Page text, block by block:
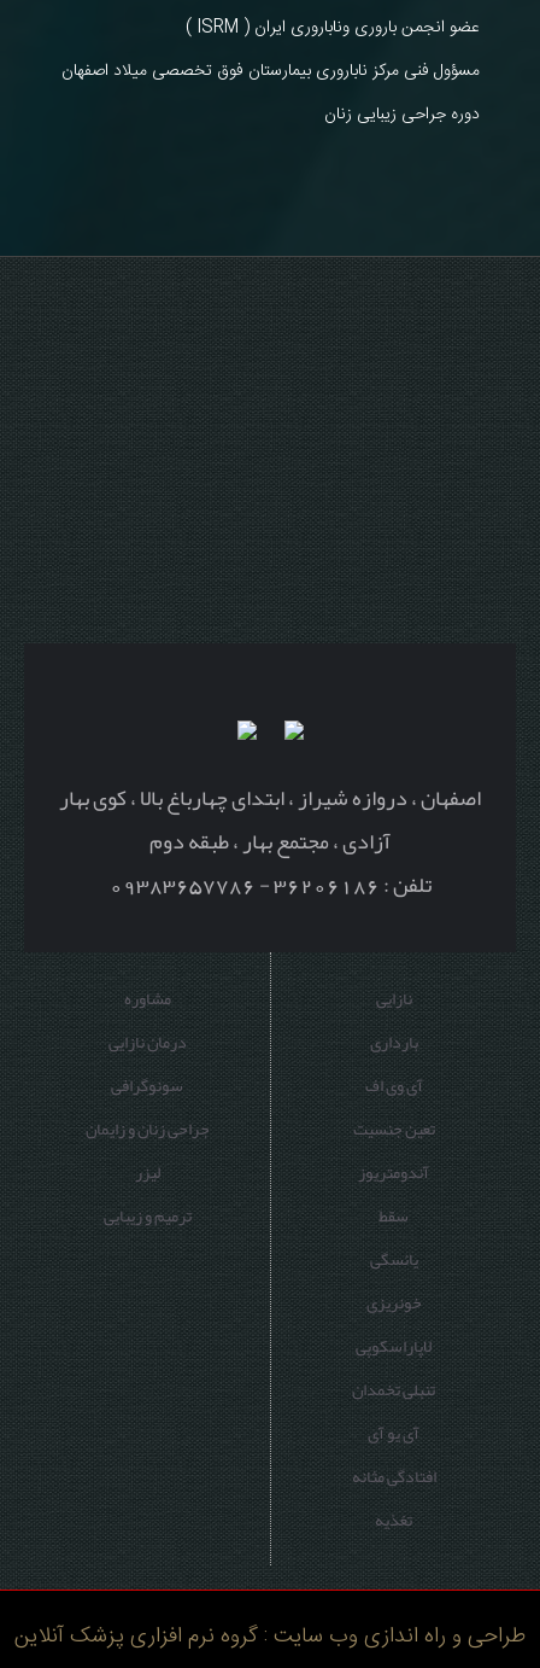
عضو انجمن باروری وناباروری ایران ( ISRM )
مسؤول فنی مرکز ناباروری بیمارستان فوق تخصصی میلاد اصفهان
دوره جراحی زیبایی زنان
اصفهان ، دروازه شیراز ، ابتدای چهارباغ بالا ، کوی بهار
آزادی ، مجتمع بهار ، طبقه دوم
تلفن : 36206186 - 09383657786
نازایی
بارداری
آی وی اف
تعین جنسیت
آندومتریوز
سقط
یائسگی
خونریزی
لاپاراسکوپی
تنبلی تخمدان
آی یو آی
افتادگی مثانه
تغذیه
مشاوره
درمان نازایی
سونوگرافی
جراحی زنان و زایمان
لیزر
ترمیم و زیبایی
طراحی و راه اندازی وب سایت : گروه نرم افزاری پزشک آنلاین